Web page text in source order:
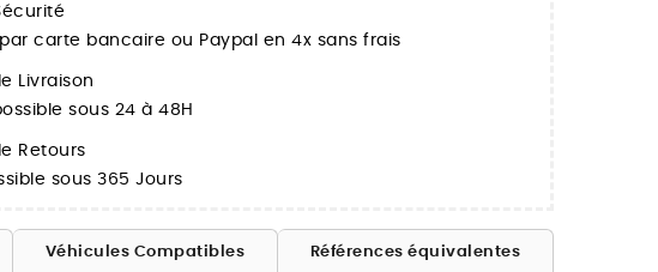
carte bancaire ou Paypal en 4x sans frais
Livraison
sous 24 à 48H
Retours
sous 365 Jours
Véhicules Compatibles Références équivalentes